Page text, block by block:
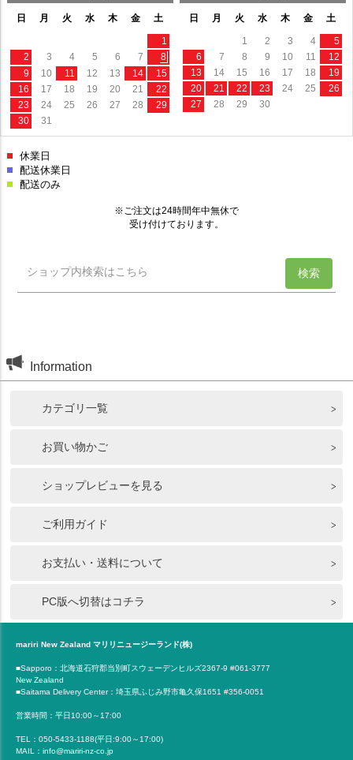
Information
カテゴリ一覧
お買い物かご
ショップレビューを見る
ご利用ガイド
お支払い・送料について
PC版へ切替はコチラ
mariri New Zealand マリリニュージーランド(株)
■Sapporo：北海道石狩郡当別町スウェーデンヒルズ2367-9 #061-3777
New Zealand
■Saitama Delivery Center：埼玉県ふじみ野市亀久保1651 #356-0051
営業時間：平日10:00～17:00
TEL：050-5433-1188(平日:9:00～17:00)
MAIL：info@mariri-nz-co.jp